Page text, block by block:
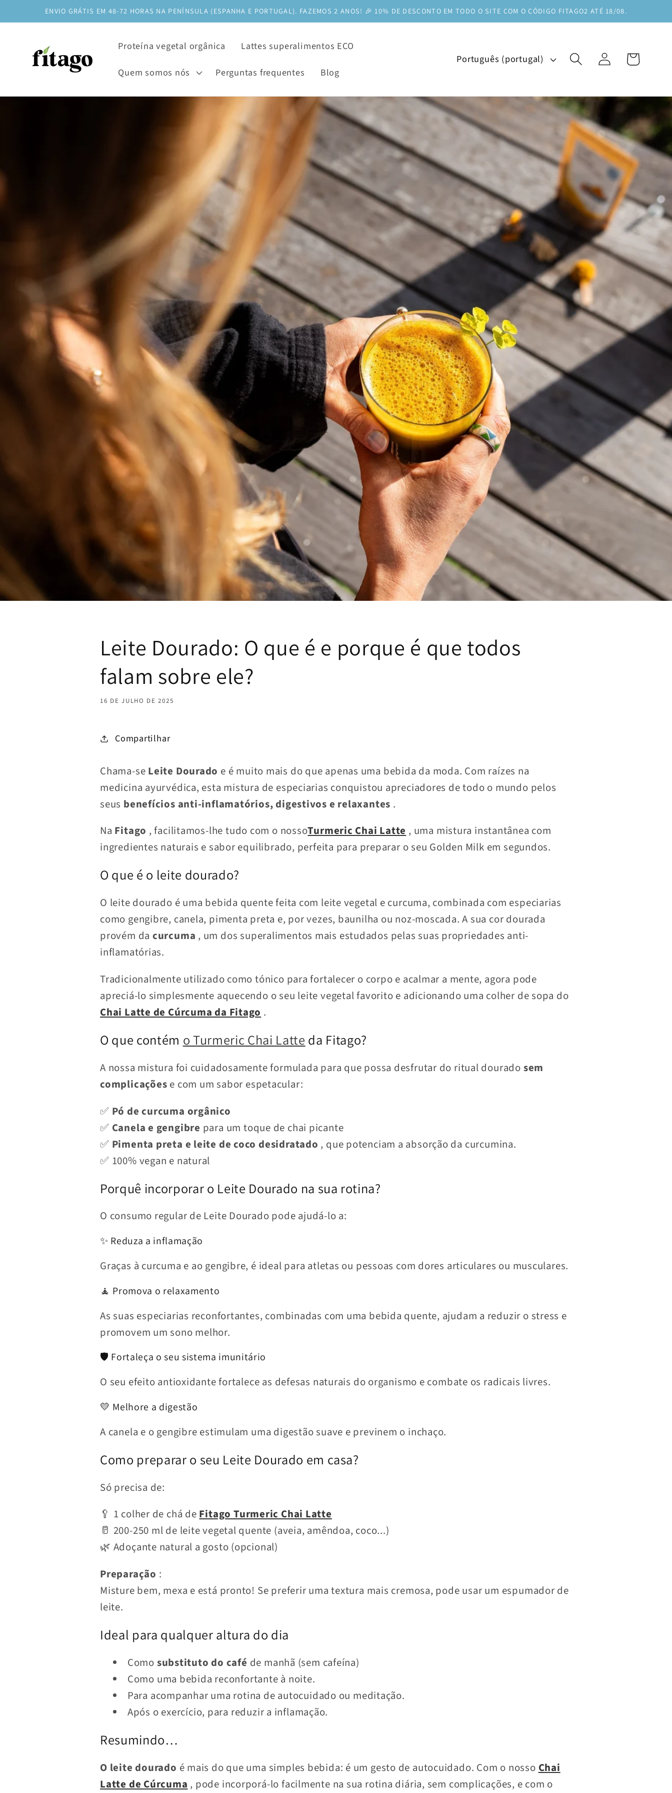
para o
conteúdo
ENVIO GRÁTIS EM 48-72 HORAS NA PENÍNSULA (ESPANHA E PORTUGAL). FAZEMOS 2 ANOS! 🎉 10% DE DESCONTO EM TODO O SITE COM O CÓDIGO FITAGO2 ATÉ 18/08.
Proteína vegetal orgânica Lattes superalimentos ECO
Quem somos nós Perguntas frequentes Blog
o
m
Português (portugal)
Iniciar
sessão
Carrinho
Leite Dourado: O que é e porque é que todos
falam sobre ele?
16 DE JULHO DE 2025
Compartilhar
Chama-se Leite Dourado e é muito mais do que apenas uma bebida da moda. Com raízes na
medicina ayurvédica, esta mistura de especiarias conquistou apreciadores de todo o mundo pelos
seus benefícios anti-inflamatórios, digestivos e relaxantes .
Na Fitago , facilitamos-lhe tudo com o nossoTurmeric Chai Latte , uma mistura instantânea com
ingredientes naturais e sabor equilibrado, perfeita para preparar o seu Golden Milk em segundos.
O que é o leite dourado?
O leite dourado é uma bebida quente feita com leite vegetal e curcuma, combinada com especiarias
como gengibre, canela, pimenta preta e, por vezes, baunilha ou noz-moscada. A sua cor dourada
provém da curcuma , um dos superalimentos mais estudados pelas suas propriedades anti-
inflamatórias.
Tradicionalmente utilizado como tónico para fortalecer o corpo e acalmar a mente, agora pode
apreciá-lo simplesmente aquecendo o seu leite vegetal favorito e adicionando uma colher de sopa do
Chai Latte de Cúrcuma da Fitago .
O que contém o Turmeric Chai Latte da Fitago?
A nossa mistura foi cuidadosamente formulada para que possa desfrutar do ritual dourado sem
complicações e com um sabor espetacular:
✅ Pó de curcuma orgânico
✅ Canela e gengibre para um toque de chai picante
✅ Pimenta preta e leite de coco desidratado , que potenciam a absorção da curcumina.
✅ 100% vegan e natural
Porquê incorporar o Leite Dourado na sua rotina?
O consumo regular de Leite Dourado pode ajudá-lo a:
✨ Reduza a inflamação
Graças à curcuma e ao gengibre, é ideal para atletas ou pessoas com dores articulares ou musculares.
🧘 Promova o relaxamento
As suas especiarias reconfortantes, combinadas com uma bebida quente, ajudam a reduzir o stress e
promovem um sono melhor.
🛡️ Fortaleça o seu sistema imunitário
O seu efeito antioxidante fortalece as defesas naturais do organismo e combate os radicais livres.
💛 Melhore a digestão
A canela e o gengibre estimulam uma digestão suave e previnem o inchaço.
Como preparar o seu Leite Dourado em casa?
Só precisa de:
🥄 1 colher de chá de Fitago Turmeric Chai Latte
🥛 200-250 ml de leite vegetal quente (aveia, amêndoa, coco...)
🌿 Adoçante natural a gosto (opcional)
Preparação :
Misture bem, mexa e está pronto! Se preferir uma textura mais cremosa, pode usar um espumador de
leite.
Ideal para qualquer altura do dia
Como substituto do café de manhã (sem cafeína)
Como uma bebida reconfortante à noite.
Para acompanhar uma rotina de autocuidado ou meditação.
Após o exercício, para reduzir a inflamação.
Resumindo…
O leite dourado é mais do que uma simples bebida: é um gesto de autocuidado. Com o nosso Chai
Latte de Cúrcuma , pode incorporá-lo facilmente na sua rotina diária, sem complicações, e com o